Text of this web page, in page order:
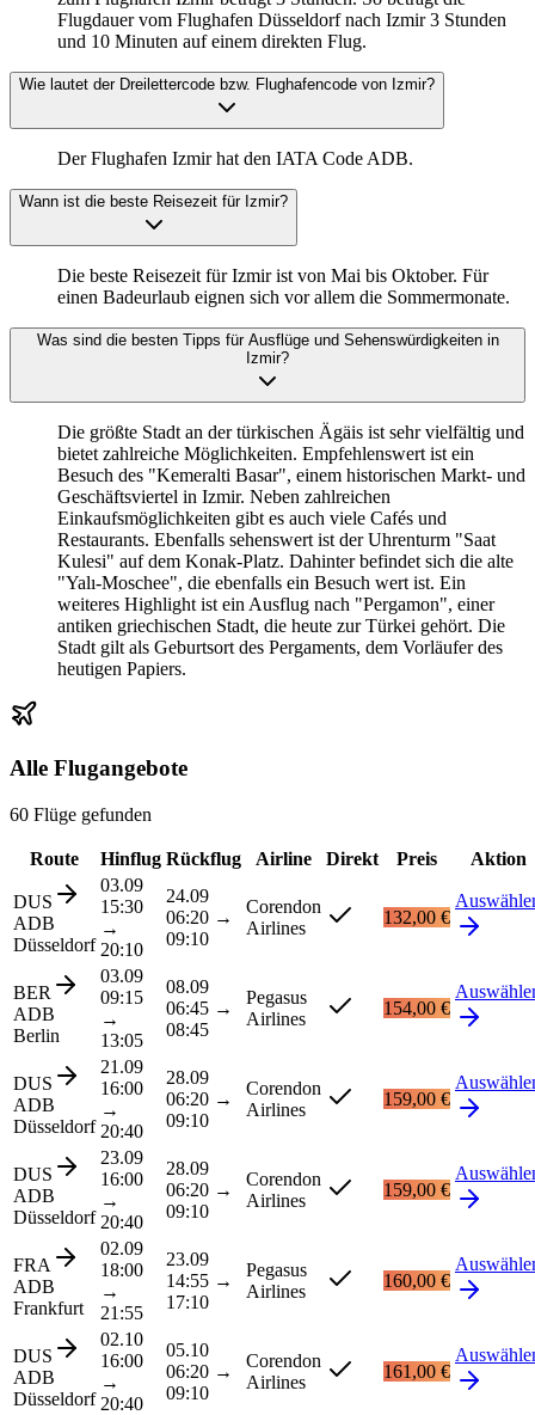
Flugdauer vom Flughafen Düsseldorf nach Izmir 3 Stunden
und 10 Minuten auf einem direkten Flug.
Wie lautet der Dreilettercode bzw. Flughafencode von Izmir?
Der Flughafen Izmir hat den IATA Code ADB.
Wann ist die beste Reisezeit für Izmir?
Die beste Reisezeit für Izmir ist von Mai bis Oktober. Für
einen Badeurlaub eignen sich vor allem die Sommermonate.
Was sind die besten Tipps für Ausflüge und Sehenswürdigkeiten in
Izmir?
Die größte Stadt an der türkischen Ägäis ist sehr vielfältig und
bietet zahlreiche Möglichkeiten. Empfehlenswert ist ein
Besuch des "Kemeralti Basar", einem historischen Markt- und
Geschäftsviertel in Izmir. Neben zahlreichen
Einkaufsmöglichkeiten gibt es auch viele Cafés und
Restaurants. Ebenfalls sehenswert ist der Uhrenturm "Saat
Kulesi" auf dem Konak-Platz. Dahinter befindet sich die alte
"Yalı-Moschee", die ebenfalls ein Besuch wert ist. Ein
weiteres Highlight ist ein Ausflug nach "Pergamon", einer
antiken griechischen Stadt, die heute zur Türkei gehört. Die
Stadt gilt als Geburtsort des Pergaments, dem Vorläufer des
heutigen Papiers.
Alle Flugangebote
60 Flüge gefunden
Route Hinflug Rückflug Airline Direkt Preis Aktion
DUS
ADB
Düsseldorf
03.09
15:30
→
20:10
24.09
06:20 →
09:10
Corendon
Airlines
132,00 €
BER
ADB
Berlin
03.09
09:15
→
13:05
08.09
06:45 →
08:45
Pegasus
Airlines
154,00 €
DUS
ADB
Düsseldorf
21.09
16:00
→
20:40
28.09
06:20 →
09:10
Corendon
Airlines
159,00 €
DUS
ADB
Düsseldorf
23.09
16:00
→
20:40
28.09
06:20 →
09:10
Corendon
Airlines
159,00 €
FRA
ADB
Frankfurt
02.09
18:00
→
21:55
23.09
14:55 →
17:10
Pegasus
Airlines
160,00 €
DUS
ADB
Düsseldorf
02.10
16:00
→
20:40
05.10
06:20 →
09:10
Corendon
Airlines
161,00 €